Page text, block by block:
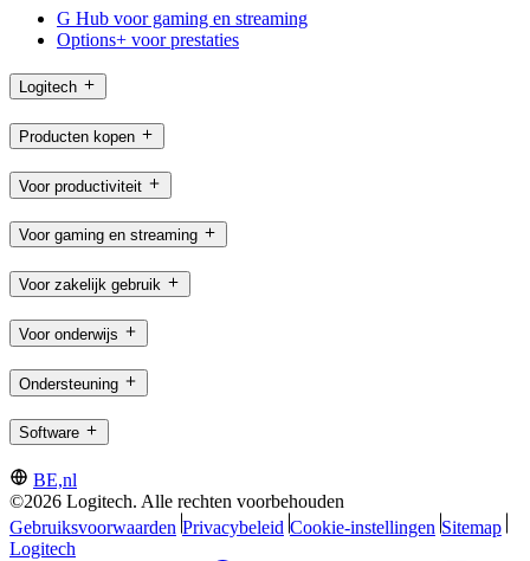
G Hub voor gaming en streaming
Options+ voor prestaties
Logitech
Producten kopen
Voor productiviteit
Voor gaming en streaming
Voor zakelijk gebruik
Voor onderwijs
Ondersteuning
Software
BE,nl
©2026 Logitech. Alle rechten voorbehouden
Gebruiksvoorwaarden Privacybeleid Cookie-instellingen Sitemap
Logitech